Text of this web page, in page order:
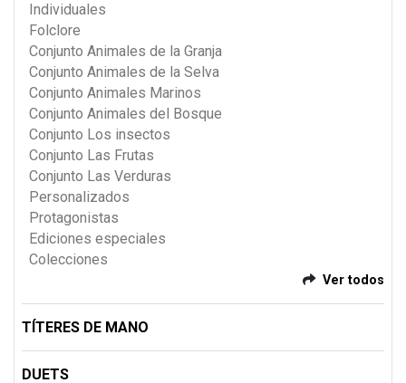
Individuales
Folclore
Conjunto Animales de la Granja
Conjunto Animales de la Selva
Conjunto Animales Marinos
Conjunto Animales del Bosque
Conjunto Los insectos
Conjunto Las Frutas
Conjunto Las Verduras
Personalizados
Protagonistas
Ediciones especiales
Colecciones
Ver todos
TÍTERES DE MANO
DUETS